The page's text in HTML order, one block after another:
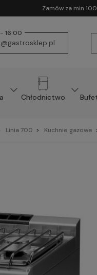
Zamów za min
16:00
Chłodnictwo
Linia 700 Kuchnie gazowe